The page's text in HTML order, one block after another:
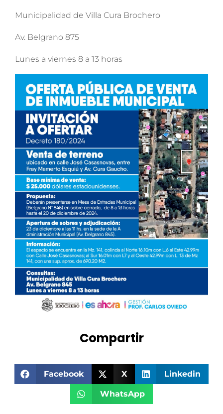
Municipalidad de Villa Cura Brochero
Av. Belgrano 875
Lunes a viernes 8 a 13 horas
Compartir
Facebook X Linkedin
WhatsApp